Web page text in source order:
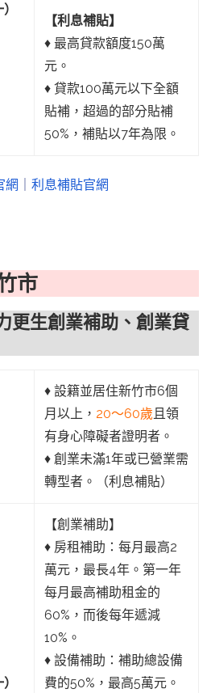
【利息補貼】
♦︎ 最高貸款額度150萬
元。
♦︎ 貸款100萬元以下全額
貼補，超過的部分貼補
50%，補貼以7年為限。
網 利息補貼官網
市
更生創業補助、創業貸
♦︎ 設籍並居住新竹市6個
月以上， 20～60歲 且領
有身心障礙者證明者。
♦︎ 創業未滿1年或已營業需
轉型者。（利息補貼）
【創業補助】
♦︎ 房租補助：每月最高2
萬元，最長4年。第一年
每月最高補助租金的
60%，而後每年遞減
10%。
♦︎ 設備補助：補助總設備
費的50%，最高5萬元。